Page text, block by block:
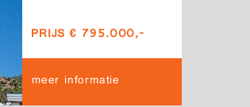
PRIJS € 795.000,-
meer informatie